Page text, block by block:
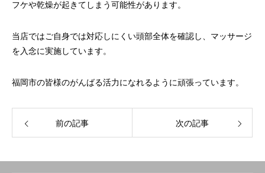
フケや乾燥が起きてしまう可能性があります。
当店ではご自身では対応しにくい頭部全体を確認し、マッサージ
を入念に実施しています。
福岡市の皆様のがんばる活力になれるように頑張っています。
前の記事 次の記事